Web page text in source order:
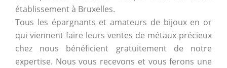
établissement à Bruxelles.
Tous les épargnants et amateurs de bijoux en or
qui viennent faire leurs ventes de métaux précieux
chez nous bénéficient gratuitement de notre
expertise. Nous vous recevons et vous ferons une